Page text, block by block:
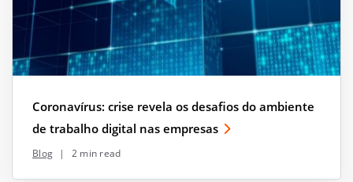
Coronavírus: crise revela os desafios do ambiente
de trabalho digital nas empresas
Blog | 2 min read